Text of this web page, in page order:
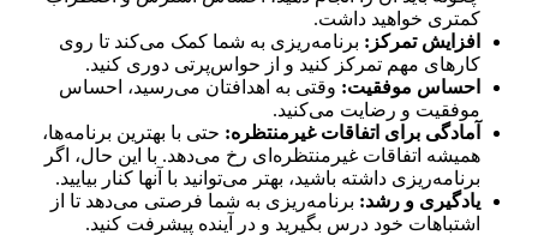
کمتری خواهید داشت.
افزایش تمرکز:برنامه‌ریزی به شما کمک می‌کند تا روی
کارهای مهم تمرکز کنید و از حواس‌پرتی دوری کنید.
احساس موفقیت:وقتی به اهدافتان می‌رسید، احساس
موفقیت و رضایت می‌کنید.
آمادگی برای اتفاقات غیرمنتظره:حتی با بهترین برنامه‌ها،
همیشه اتفاقات غیرمنتظره‌ای رخ می‌دهد. با این حال، اگر
برنامه‌ریزی داشته باشید، بهتر می‌توانید با آنها کنار بیایید.
یادگیری و رشد: برنامه‌ریزی به شما فرصتی می‌دهد تا از
اشتباهات خود درس بگیرید و در آینده پیشرفت کنید.